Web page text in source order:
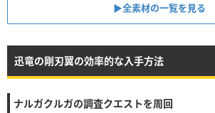
▶全素材の一覧を見る
迅竜の剛刃翼の効率的な入手方法
ナルガクルガの調査クエストを周回